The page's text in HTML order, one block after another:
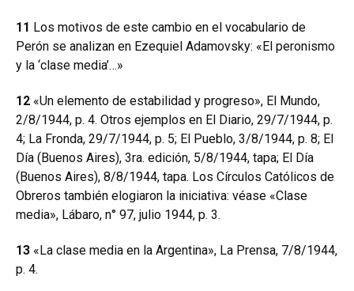
11 Los motivos de este cambio en el vocabulario de
Perón se analizan en Ezequiel Adamovsky: «El peronismo
y la ‘clase media’…»
12 «Un elemento de estabilidad y progreso», El Mundo,
2/8/1944, p. 4. Otros ejemplos en El Diario, 29/7/1944, p.
4; La Fronda, 29/7/1944, p. 5; El Pueblo, 3/8/1944, p. 8; El
Día (Buenos Aires), 3ra. edición, 5/8/1944, tapa; El Día
(Buenos Aires), 8/8/1944, tapa. Los Círculos Católicos de
Obreros también elogiaron la iniciativa: véase «Clase
media», Lábaro, n° 97, julio 1944, p. 3.
13 «La clase media en la Argentina», La Prensa, 7/8/1944,
p. 4.